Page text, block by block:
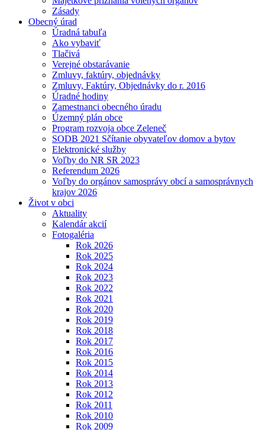
Zásady
Obecný úrad
Úradná tabuľa
Ako vybaviť
Tlačivá
Verejné obstarávanie
Zmluvy, faktúry, objednávky
Zmluvy, Faktúry, Objednávky do r. 2016
Úradné hodiny
Zamestnanci obecného úradu
Územný plán obce
Program rozvoja obce Zeleneč
SODB 2021 Sčítanie obyvateľov domov a bytov
Elektronické služby
Voľby do NR SR 2023
Referendum 2026
Voľby do orgánov samosprávy obcí a samosprávnych
krajov 2026
Život v obci
Aktuality
Kalendár akcií
Fotogaléria
Rok 2026
Rok 2025
Rok 2024
Rok 2023
Rok 2022
Rok 2021
Rok 2020
Rok 2019
Rok 2018
Rok 2017
Rok 2016
Rok 2015
Rok 2014
Rok 2013
Rok 2012
Rok 2011
Rok 2010
Rok 2009